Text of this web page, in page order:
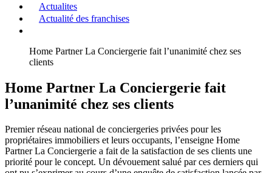
Actualites
Actualité des franchises
Home Partner La Conciergerie fait l’unanimité chez ses
clients
Home Partner La Conciergerie fait
l’unanimité chez ses clients
Premier réseau national de conciergeries privées pour les
propriétaires immobiliers et leurs occupants, l’enseigne Home
Partner La Conciergerie a fait de la satisfaction de ses clients une
priorité pour le concept. Un dévouement salué par ces derniers qui